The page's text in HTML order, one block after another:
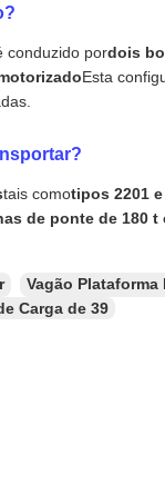
conduzido pordois
Esta
tais comotipos 2201 e
de ponte de 180 t
Vagão Plataforma
Carga de 39